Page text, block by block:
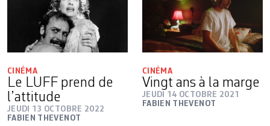
CINÉMA
Le LUFF prend de
l’attitude
JEUDI 13 OCTOBRE 2022
FABIEN THEVENOT
CINÉMA
Vingt ans à la marge
JEUDI 14 OCTOBRE 2021
FABIEN THEVENOT